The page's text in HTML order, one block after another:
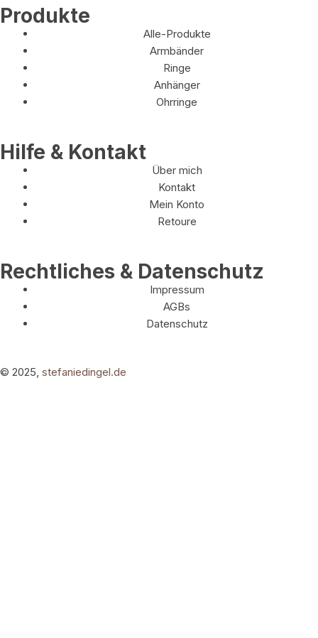
Produkte
Alle-Produkte
Armbänder
Ringe
Anhänger
Ohrringe
Hilfe & Kontakt
Über mich
Kontakt
Mein Konto
Retoure
Rechtliches & Datenschutz
Impressum
AGBs
Datenschutz
© 2025, stefaniedingel.de